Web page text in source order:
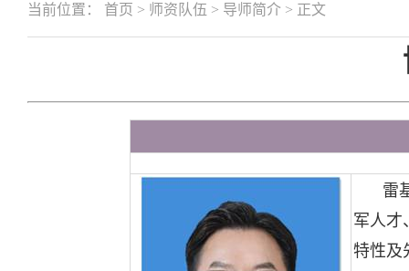
当前位置： 首页 > 师资队伍 > 导师简介 > 正文
雷
军人才
特性及